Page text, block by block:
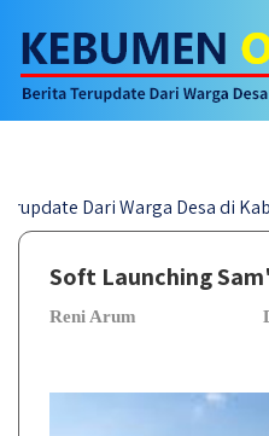
Dari Warga Desa di
Soft Launching
Reni Arum